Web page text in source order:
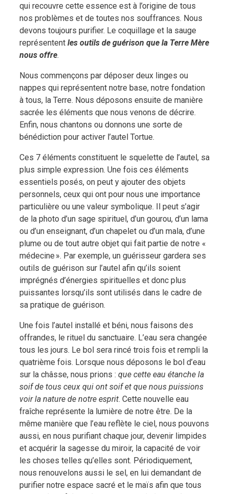
qui recouvre cette essence est à l’origine de tous
nos problèmes et de toutes nos souffrances. Nous
devons toujours purifier. Le coquillage et la sauge
représentent les outils de guérison que la Terre Mère
nous offre.
Nous commençons par déposer deux linges ou
nappes qui représentent notre base, notre fondation
à tous, la Terre. Nous déposons ensuite de manière
sacrée les éléments que nous venons de décrire.
Enfin, nous chantons ou donnons une sorte de
bénédiction pour activer l’autel Tortue.
Ces 7 éléments constituent le squelette de l’autel, sa
plus simple expression. Une fois ces éléments
essentiels posés, on peut y ajouter des objets
personnels, ceux qui ont pour nous une importance
particulière ou une valeur symbolique. Il peut s’agir
de la photo d’un sage spirituel, d’un gourou, d’un lama
ou d’un enseignant, d’un chapelet ou d’un mala, d’une
plume ou de tout autre objet qui fait partie de notre «
médecine ». Par exemple, un guérisseur gardera ses
outils de guérison sur l’autel afin qu’ils soient
imprégnés d’énergies spirituelles et donc plus
puissantes lorsqu’ils sont utilisés dans le cadre de
sa pratique de guérison.
Une fois l’autel installé et béni, nous faisons des
offrandes, le rituel du sanctuaire. L’eau sera changée
tous les jours. Le bol sera rincé trois fois et rempli la
quatrième fois. Lorsque nous déposons le bol d’eau
sur la châsse, nous prions : que cette eau étanche la
soif de tous ceux qui ont soif et que nous puissions
voir la nature de notre esprit. Cette nouvelle eau
fraîche représente la lumière de notre être. De la
même manière que l’eau reflète le ciel, nous pouvons
aussi, en nous purifiant chaque jour, devenir limpides
et acquérir la sagesse du miroir, la capacité de voir
les choses telles qu’elles sont. Périodiquement,
nous renouvelons aussi le sel, en lui demandant de
purifier notre espace sacré et le maïs afin que tous